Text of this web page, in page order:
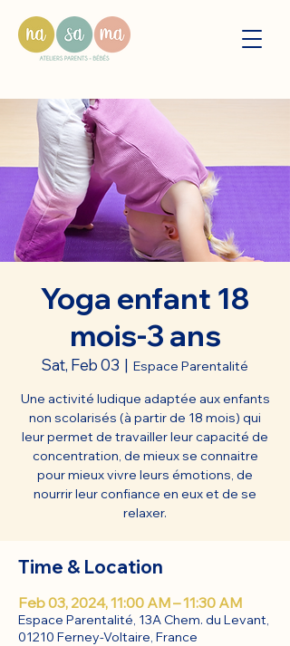
Yoga enfant 18
mois-3 ans
Sat, Feb 03
  |
Espace Parentalité
Une activité ludique adaptée aux enfants
non scolarisés (à partir de 18 mois) qui
leur permet de travailler leur capacité de
concentration, de mieux se connaitre
pour mieux vivre leurs émotions, de
nourrir leur confiance en eux et de se
relaxer.
Time & Location
Feb 03, 2024, 11:00 AM – 11:30 AM
Espace Parentalité, 13A Chem. du Levant,
01210 Ferney-Voltaire, France